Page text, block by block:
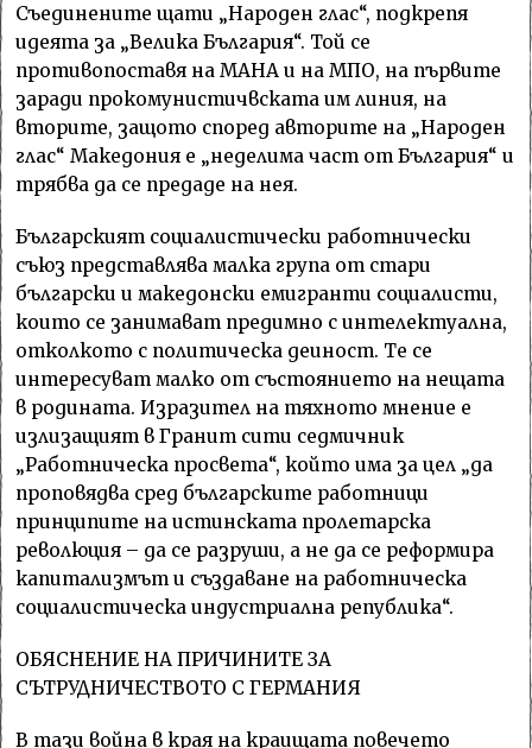
Съединените щати „Народен глас“, подкрепя
идеята за „Велика България“. Той се
противопоставя на МАНА и на МПО, на първите
заради прокомунистичвската им линия, на
вторите, защото според авторите на „Народен
глас“ Македония е „неделима част от България“ и
трябва да се предаде на нея.
Българският социалистически работнически
съюз представлява малка група от стари
български и македонски емигранти социалисти,
които се занимават предимно с интелектуална,
отколкото с политическа деиност. Те се
интерeсуват малко от състоянието на нещата
в родината. Изразител на тяхното мнение е
излизащият в Гранит сити седмичник
„Работническа просвета“, който има за цел „да
проповядва сред българските работници
принципите на истинската пролетарска
революция – да се разруши, а не да се реформира
капитализмът и създаване на работническа
социалистическа индустриална република“.
ОБЯСНЕНИЕ НА ПРИЧИНИТЕ ЗА
СЪТРУДНИЧЕСТВОТО С ГЕРМАНИЯ
В тази война в края на краищата повечето